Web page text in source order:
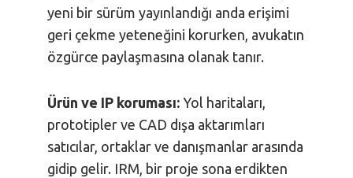
yeni bir sürüm yayınlandığı anda erişimi
geri çekme yeteneğini korurken, avukatın
özgürce paylaşmasına olanak tanır.
Ürün ve IP koruması: Yol haritaları,
prototipler ve CAD dışa aktarımları
satıcılar, ortaklar ve danışmanlar arasında
gidip gelir. IRM, bir proje sona erdikten